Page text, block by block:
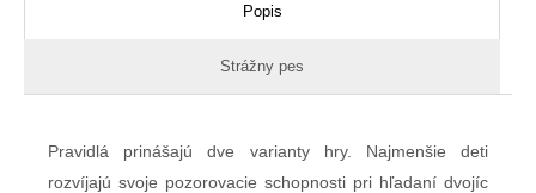
Popis
Strážny pes
Pravidlá prinášajú dve varianty hry. Najmenšie deti
rozvíjajú svoje pozorovacie schopnosti pri hľadaní dvojíc